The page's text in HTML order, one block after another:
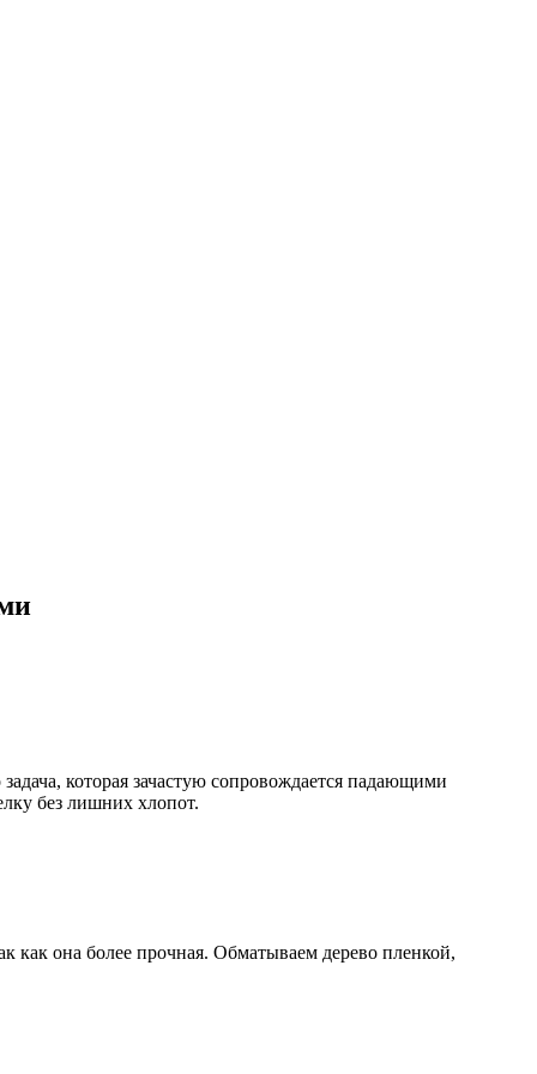
которая зачастую сопровождается падающими
без лишних хлопот.
как она более прочная. Обматываем дерево пленкой,